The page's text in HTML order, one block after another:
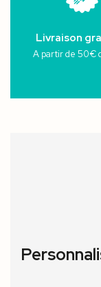
Livraison
A partir de 50€